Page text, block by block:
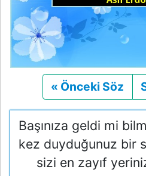
« Önceki Söz
Başınıza geldi mi
kez duyduğunuz bir
sizi en zayıf